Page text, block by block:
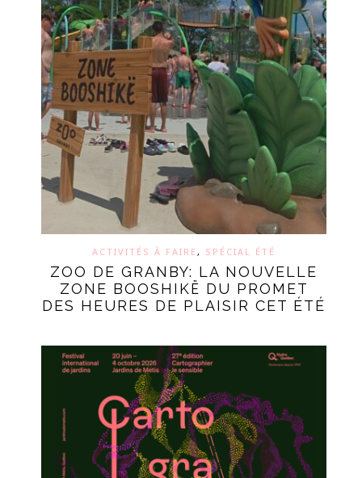
ACTIVITÉS À FAIRE, SPÉCIAL ÉTÉ
ZOO DE GRANBY: LA NOUVELLE
ZONE BOOSHIKË DU PROMET
DES HEURES DE PLAISIR CET ÉTÉ